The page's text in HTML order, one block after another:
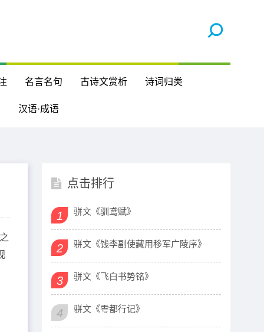
名言名句 古诗文赏析 诗词归类
汉语·成语
点击排行
1 骈文《驯鸢赋》
2 骈文《饯李副使藏用移军广陵序》
3 骈文《飞白书势铭》
4 骈文《雩都行记》